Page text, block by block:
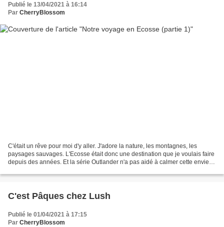
Publié le 13/04/2021 à 16:14
Par CherryBlossom
C'était un rêve pour moi d'y aller. J'adore la nature, les montagnes, les
paysages sauvages. L'Ecosse était donc une destination que je voulais faire
depuis des années. Et la série Outlander n'a pas aidé à calmer cette envie
C'est Pâques chez Lush
Publié le 01/04/2021 à 17:15
Par CherryBlossom